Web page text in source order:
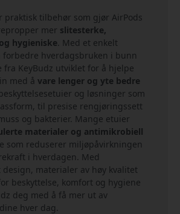
praktisk tilbehør som gjør AirPods
mer slitesterke,
hygieniske. Med et enkelt
forbedre hverdagsbruken i bunn
fra KeyBudz utviklet for å hjelpe
med å vare lenger og yte bedre
og løsninger som
til presise rengjøringssett
og bakterier. Mange etuier
materialer og antimikrobiell
som reduserer miljøpåvirkningen
i hverdagen. Med
materialer av høy kvalitet
beskyttelse, komfort og hygiene
deg med å få mer ut av
hver dag.